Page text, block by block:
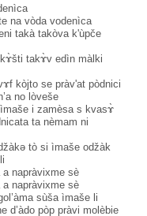
na vòda vodenìca
takà takòva k'ùpče
takɤ̀v edìn màlki
kòjto se pràv'at pòdnici
no lòveše
i zamèsa s kvasɤ̀
ta nèmam ni
tò si ìmaše odžàk
napràvixme sè
napràvixme sè
sùša ìmaše li
d’àdo pòp pràvi molèbie